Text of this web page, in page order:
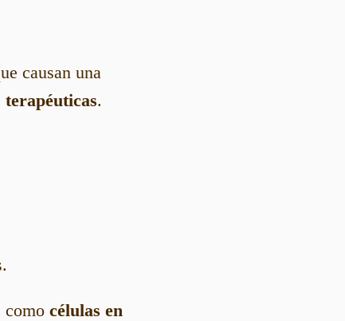
causan una
terapéuticas.
como células en